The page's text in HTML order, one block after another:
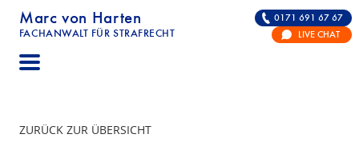
Marc von Harten
FACHANWALT FÜR STRAFRECHT
STRAFRECHT | RECHTSANWALT FÜR DIE
0171 691 67 67
LIVE CHAT
ZURÜCK ZUR ÜBERSICHT